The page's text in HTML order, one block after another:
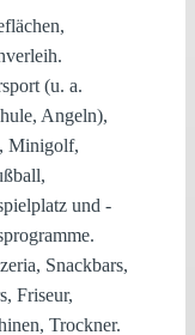
(u. a.
Angeln),
Minigolf,
und -
Snackbars,
Friseur,
Trockner.